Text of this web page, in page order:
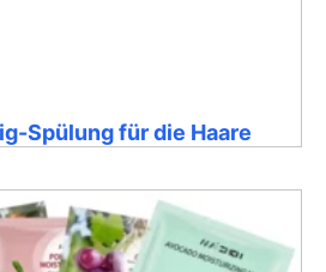
Spülung für die Haare